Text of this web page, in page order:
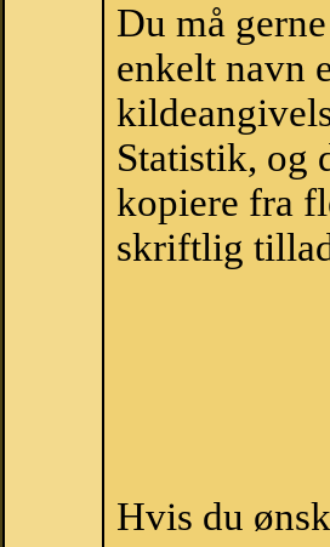
Du må
enkelt navn
Statistik, og
kopiere fra
skriftlig
Hvis du